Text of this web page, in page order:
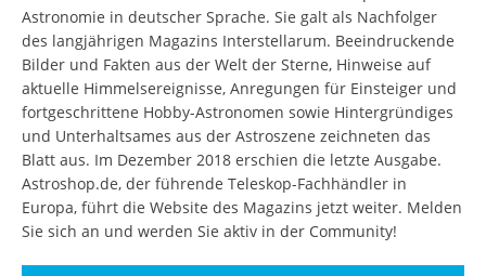
Astronomie in deutscher Sprache. Sie galt als Nachfolger
des langjährigen Magazins Interstellarum. Beeindruckende
Bilder und Fakten aus der Welt der Sterne, Hinweise auf
aktuelle Himmelsereignisse, Anregungen für Einsteiger und
fortgeschrittene Hobby-Astronomen sowie Hintergründiges
und Unterhaltsames aus der Astroszene zeichneten das
Blatt aus. Im Dezember 2018 erschien die letzte Ausgabe.
Astroshop.de, der führende Teleskop-Fachhändler in
Europa, führt die Website des Magazins jetzt weiter. Melden
Sie sich an und werden Sie aktiv in der Community!